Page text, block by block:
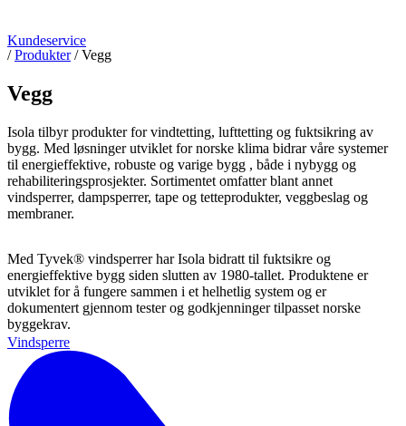
Kundeservice
/ Produkter / Vegg
Vegg
Isola tilbyr produkter for vindtetting, lufttetting og fuktsikring av
bygg. Med løsninger utviklet for norske klima bidrar våre systemer
til energieffektive, robuste og varige bygg , både i nybygg og
rehabiliteringsprosjekter. Sortimentet omfatter blant annet
vindsperrer, dampsperrer, tape og tetteprodukter, veggbeslag og
membraner.
Med Tyvek® vindsperrer har Isola bidratt til fuktsikre og
energieffektive bygg siden slutten av 1980-tallet. Produktene er
utviklet for å fungere sammen i et helhetlig system og er
dokumentert gjennom tester og godkjenninger tilpasset norske
byggekrav.
Vindsperre